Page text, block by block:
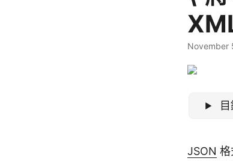
November
JSON 格